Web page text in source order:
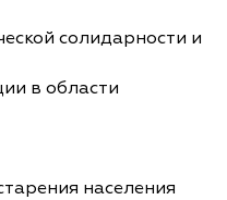
солидарности и
в области
населения